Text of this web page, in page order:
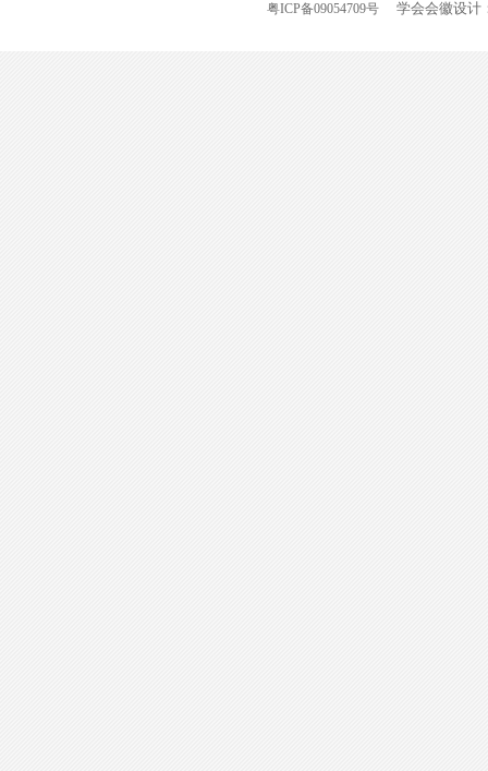
粤ICP备09054709号学会会徽设计